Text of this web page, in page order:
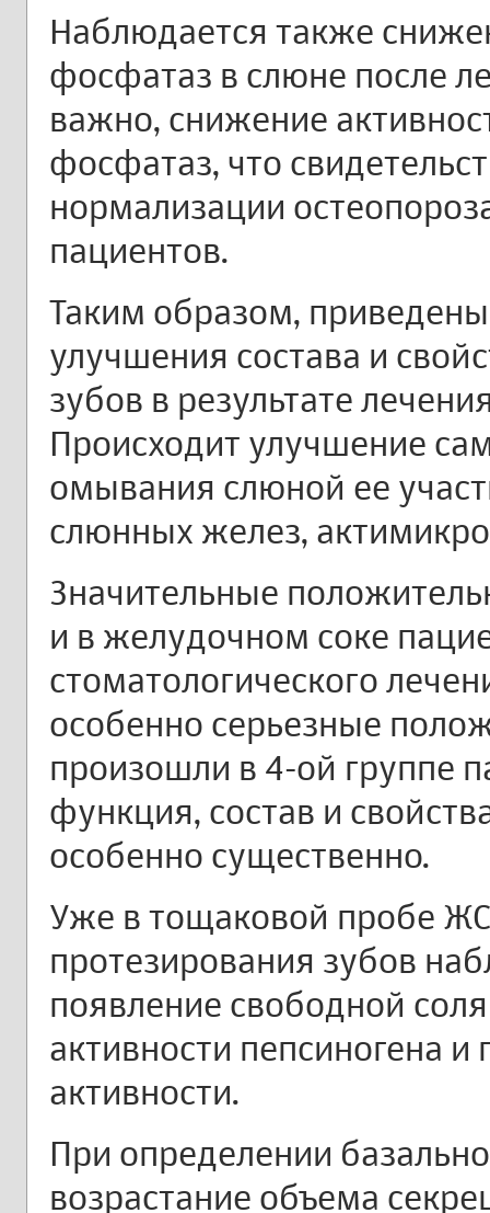
Наблюдается также
фосфатаз в слюне после
важно, снижение
фосфатаз, что
нормализации
пациентов.
Таким образом,
улучшения состава и
зубов в результате
Происходит улучшение
омывания слюной ее
слюнных желез,
Значительные
и в желудочном соке
стоматологического
особенно серьезные
произошли в 4-ой группе
функция, состав и
особенно существенно.
Уже в тощаковой пробе
протезирования зубов
появление свободной
активности пепсиногена и
активности.
При определении
возрастание объема